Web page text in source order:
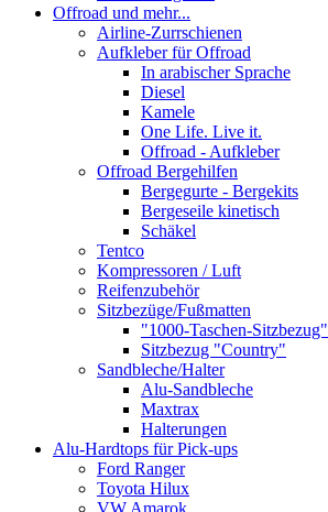
Offroad und mehr...
Airline-Zurrschienen
Aufkleber für Offroad
In arabischer Sprache
Diesel
Kamele
One Life. Live it.
Offroad - Aufkleber
Offroad Bergehilfen
Bergegurte - Bergekits
Bergeseile kinetisch
Schäkel
Tentco
Kompressoren / Luft
Reifenzubehör
Sitzbezüge/Fußmatten
"1000-Taschen-Sitzbezug"
Sitzbezug "Country"
Sandbleche/Halter
Alu-Sandbleche
Maxtrax
Halterungen
Alu-Hardtops für Pick-ups
Ford Ranger
Toyota Hilux
VW Amarok